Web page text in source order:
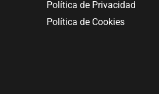
Política de Privacidad
Política de Cookies